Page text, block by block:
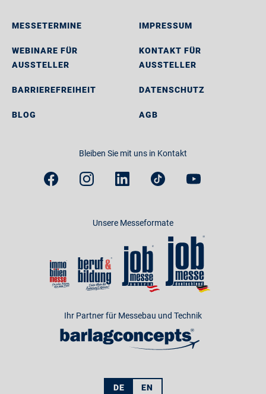
MESSETERMINE
WEBINARE FÜR
AUSSTELLER
BARRIEREFREIHEIT
BLOG
IMPRESSUM
KONTAKT FÜR
AUSSTELLER
DATENSCHUTZ
AGB
Bleiben Sie mit uns in Kontakt
Unsere Messeformate
Ihr Partner für Messebau und Technik
DE EN